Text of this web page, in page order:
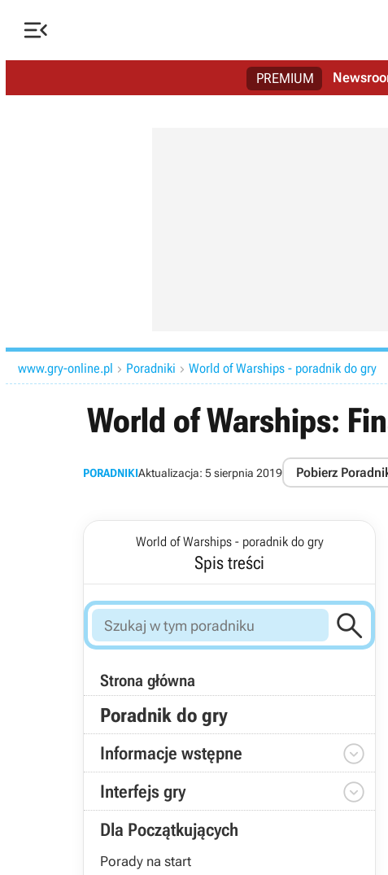

PREMIUM
www.gry-online.pl  Poradniki  World of Warships - poradnik do gry
World of Warships:
PORADNIKIAktualizacja: 5 sierpnia 2019 Pobierz
World of Warships - poradnik do gry
Spis treści

Strona główna
Poradnik do gry
Informacje wstępne 
Interfejs gry 
Dla Początkujących
Porady na start